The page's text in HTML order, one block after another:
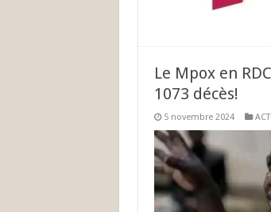
Le Mpox en
1073 décès!
5 novembre 2024